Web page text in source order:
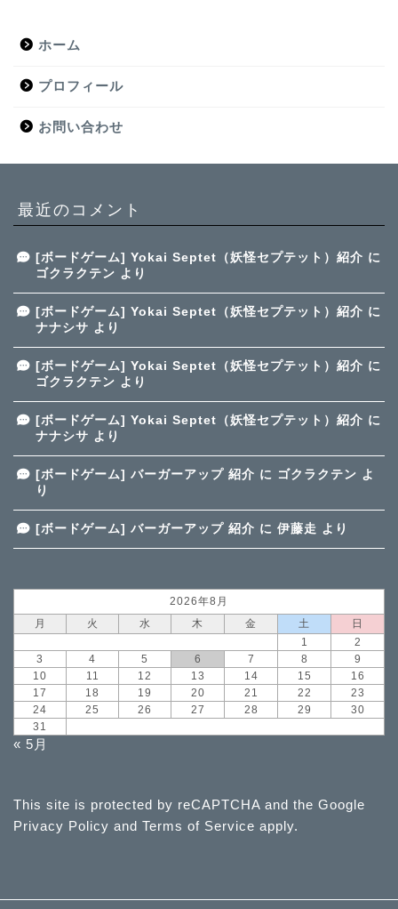
ホーム
プロフィール
お問い合わせ
最近のコメント
[ボードゲーム] Yokai Septet（妖怪セプテット）紹介 に
ゴクラクテン より
[ボードゲーム] Yokai Septet（妖怪セプテット）紹介 に
ナナシサ より
[ボードゲーム] Yokai Septet（妖怪セプテット）紹介 に
ゴクラクテン より
[ボードゲーム] Yokai Septet（妖怪セプテット）紹介 に
ナナシサ より
[ボードゲーム] バーガーアップ 紹介 に ゴクラクテン よ
り
[ボードゲーム] バーガーアップ 紹介 に 伊藤走 より
2026年8月
月
火 水 木 金 土
日
1
2
3
4 5 6 7 8
9
10
11 12 13 14 15
16
17
18 19 20 21 22
23
24
25 26 27 28 29
30
31
« 5月
This site is protected by reCAPTCHA and the Google
Privacy Policy and Terms of Service apply.